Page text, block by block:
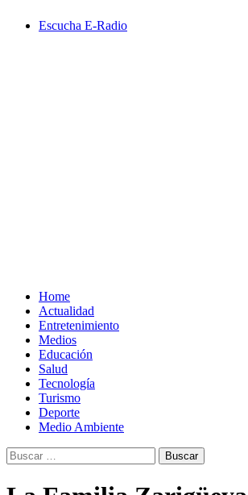
Escucha E-Radio
Home
Actualidad
Entretenimiento
Medios
Educación
Salud
Tecnología
Turismo
Deporte
Medio Ambiente
Buscar: